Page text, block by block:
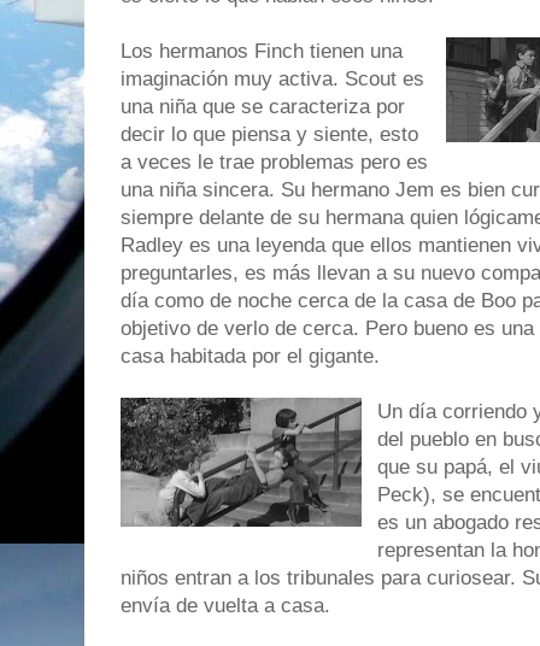
Los hermanos Finch tienen una
imaginación muy activa. Scout es
una niña que se caracteriza por
decir lo que piensa y siente, esto
a veces le trae problemas pero es
una niña sincera. Su hermano Jem es bien
siempre delante de su hermana quien
Radley es una leyenda que ellos mantienen
preguntarles, es más llevan a su nuevo
día como de noche cerca de la casa de Boo
objetivo de verlo de cerca. Pero bueno es
casa habitada por el gigante.
Un día corriendo
del pueblo en
que su papá, el
Peck), se
es un abogado
representan la
niños entran a los tribunales para curiosear.
envía de vuelta a casa.